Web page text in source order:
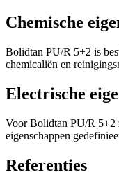
Chemische
Bolidtan PU/R 5+2 is
chemicaliën en
Electrische
Voor Bolidtan PU/R 5+2
eigenschappen
Referenties